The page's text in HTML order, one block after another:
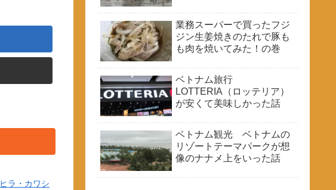
ヒラ・カワシ
業務スーパーで買ったフジ
ジン生姜焼きのたれで豚も
も肉を焼いてみた！の巻
ベトナム旅行
LOTTERIA（ロッテリア）
が安くて美味しかった話
ベトナム観光 ベトナムの
リゾートテーマパークが想
像のナナメ上をいった話